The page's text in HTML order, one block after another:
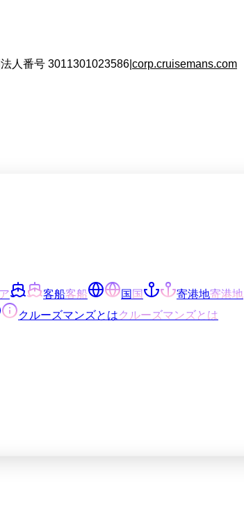
法人番号 3011301023586 corp.cruisemans.com
客船客船 国国 寄港地寄港地
クルーズマンズとはクルーズマンズとは